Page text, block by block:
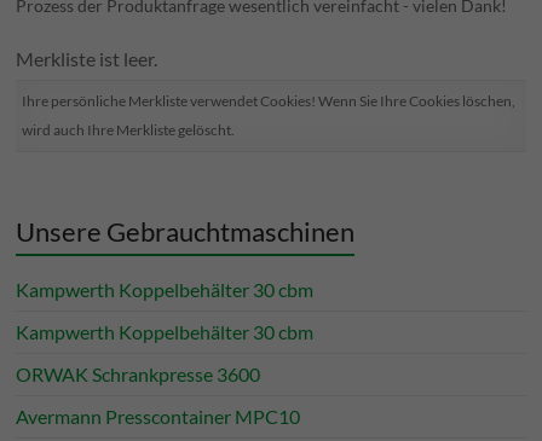
Prozess der Produktanfrage wesentlich vereinfacht - vielen Dank!
Merkliste ist leer.
Ihre persönliche Merkliste verwendet Cookies! Wenn Sie Ihre Cookies löschen,
wird auch Ihre Merkliste gelöscht.
Unsere Gebrauchtmaschinen
Kampwerth Koppelbehälter 30 cbm
Kampwerth Koppelbehälter 30 cbm
ORWAK Schrankpresse 3600
Avermann Presscontainer MPC10